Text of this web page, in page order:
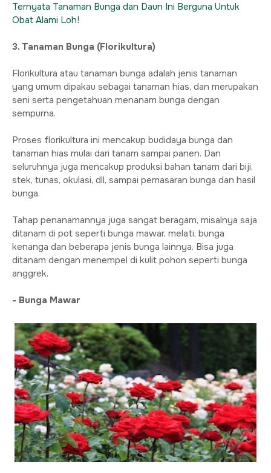
Ternyata Tanaman Bunga dan Daun Ini Berguna Untuk
Obat Alami Loh!
3. Tanaman Bunga (Florikultura)
Florikultura atau tanaman bunga adalah jenis tanaman
yang umum dipakau sebagai tanaman hias, dan merupakan
seni serta pengetahuan menanam bunga dengan
sempurna.
Proses florikultura ini mencakup budidaya bunga dan
tanaman hias mulai dari tanam sampai panen. Dan
seluruhnya juga mencakup produksi bahan tanam dari biji,
stek, tunas, okulasi, dll, sampai pemasaran bunga dan hasil
bunga.
Tahap penanamannya juga sangat beragam, misalnya saja
ditanam di pot seperti bunga mawar, melati, bunga
kenanga dan beberapa jenis bunga lainnya. Bisa juga
ditanam dengan menempel di kulit pohon seperti bunga
anggrek.
- Bunga Mawar